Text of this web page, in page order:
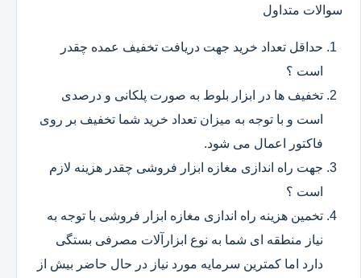
سوالات متداول
حداقل تعداد خرید جهت دریافت تخفیف عمده چقدر
است ؟
تخفیف ها در ابزار بلوط به صورت پلکانی و درصدی
است و با توجه به میزان تعداد خرید شما تخفیف بر روی
فاکتور اعمال می شود.
جهت راه اندازی مغازه ابزار فروشی چقدر هزینه لازم
است ؟
تخمین هزینه راه اندازی مغازه ابزار فروشی با توجه به
نیاز منطقه ای شما به نوع ابزارآلات مصرفی بستگی
دارد اما کمترین سرمایه مورد نیاز در حال حاضر بیش از